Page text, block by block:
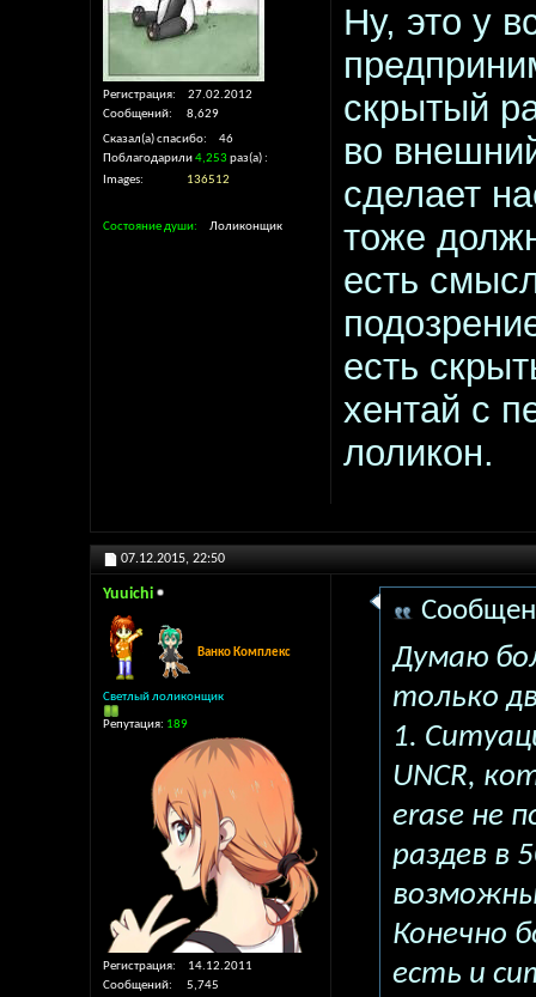
Регистрация
27.02.2012
Сообщений
8,629
Сказал(а) спасибо
46
Поблагодарили4,253 раз(а)
Images
136512
Состояние души Лоликонщик
Ну, это у
скрытый
во
сделает
тоже
есть
есть
хентай с
лоликон.
07.12.2015, 22:50
Yuuichi
Ванко Комплекс
Светлый лоликонщик
Репутация: 189
Регистрация
14.12.2011
Сообщений
5,745
Думаю
только
1.
UNCR,
erase не
раздев в
Конечно
есть и